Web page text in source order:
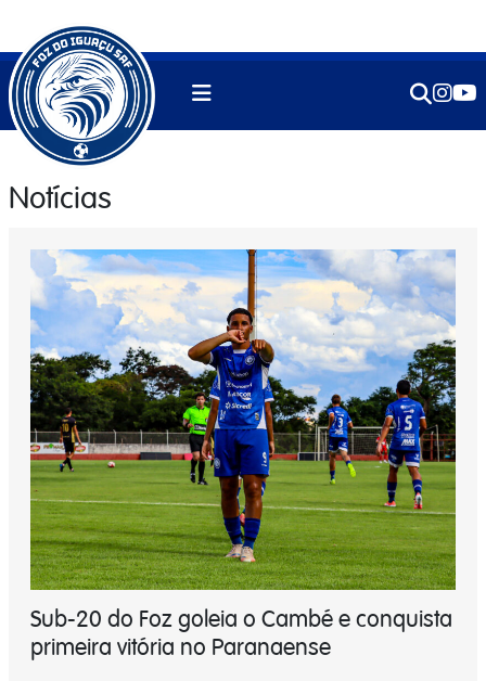
Notícias
Sub-20 do Foz goleia o Cambé e conquista
primeira vitória no Paranaense